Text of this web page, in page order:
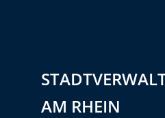
AM RHEIN